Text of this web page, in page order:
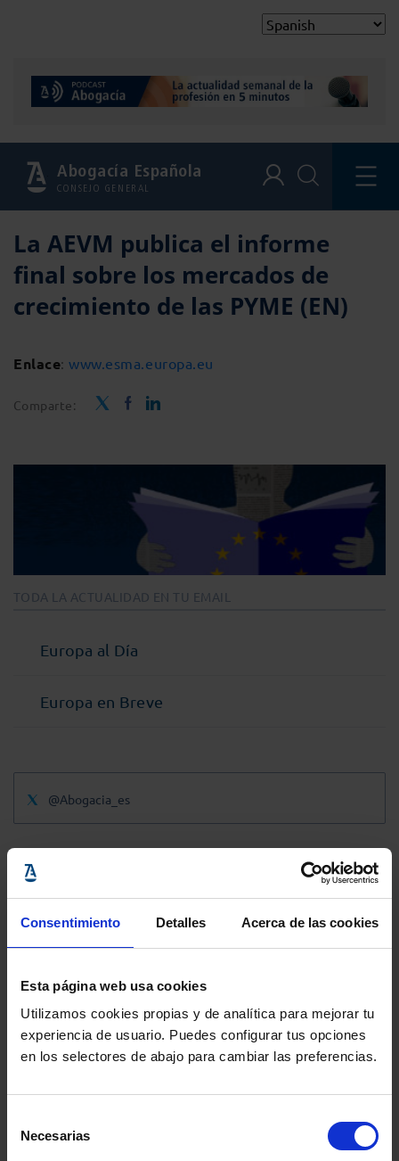
Consentimiento Detalles Acerca de las cookies
Esta página web usa cookies
Utilizamos cookies propias y de analítica para mejorar tu
experiencia de usuario. Puedes configurar tus opciones
en los selectores de abajo para cambiar las preferencias.
Necesarias
Abogacía Española
CONSEJO GENERAL
La AEVM publica el informe
final sobre los mercados de
crecimiento de las PYME (EN)
Enlace:www.esma.europa.eu
Comparte:
TODA LA ACTUALIDAD EN TU EMAIL
Europa al Día
Europa en Breve
@Abogacia_es